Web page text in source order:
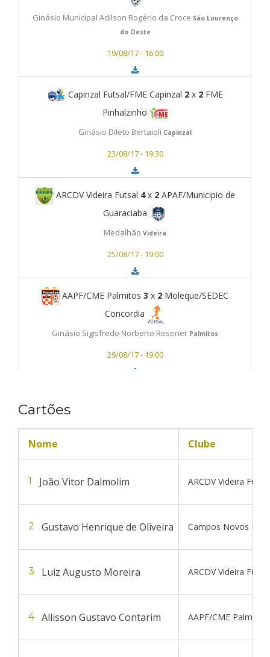
Ginásio Municipal Adilson Rogério da Croce São Lourenço
do Oeste
19/08/17 - 16:00
Capinzal Futsal/FME Capinzal 2x 2FME
Pinhalzinho
Ginásio Dileto Bertaioli Capinzal
23/08/17 - 19:30
ARCDV Videira Futsal 4x 2APAF/Municipio de
Guaraciaba
Medalhão Videira
25/08/17 - 19:00
AAPF/CME Palmitos 3 x 2 Moleque/SEDEC
Concordia
Ginásio Sigisfredo Norberto Resener Palmitos
29/08/17 - 19:00
Cartões
Nome Clube
1 João Vitor Dalmolim ARCDV Videira Futsal
2 Gustavo Henrique de Oliveira Campos Novos
3 Luiz Augusto Moreira ARCDV Videira Futsal
4 Allisson Gustavo Contarim AAPF/CME Palmitos